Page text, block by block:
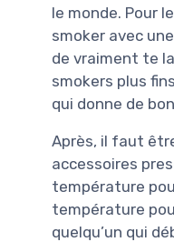
le monde. Pour
smoker avec
de vraiment te
smokers plus
qui donne de
Après, il faut
accessoires
température
température
quelqu’un qui